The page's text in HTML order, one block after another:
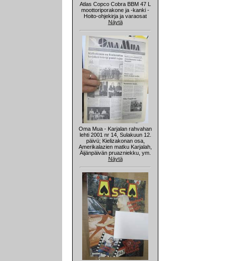
Atlas Copco Cobra BBM 47 L
moottoriporakone ja -kanki -
Hoito-ohjekirja ja varaosat
Näytä
Oma Mua - Karjalan rahvahan
lehti 2001 nr 14, Sulakuun 12.
päivü; Kielizakonan osa,
Amerikalazien matku Karjalah,
Äijänpäivän pruazniekku, ym.
Näytä